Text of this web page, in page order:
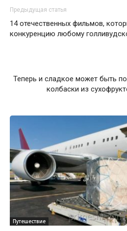
Предыдущая статья
14 отечественных фильмов,
конкуренцию любому
Теперь и сладкое может быть
колбаски из
Путешествие